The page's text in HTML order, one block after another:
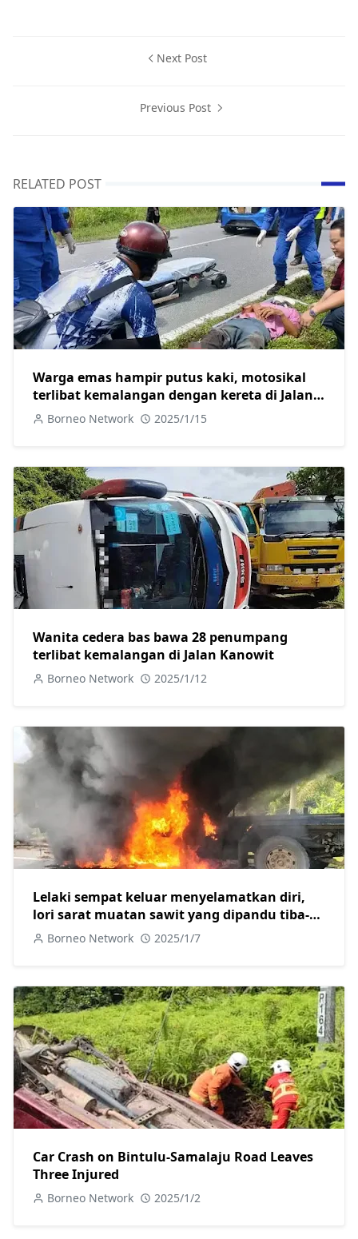
Next Post
Previous Post
RELATED POST
Warga emas hampir putus kaki, motosikal
terlibat kemalangan dengan kereta di Jalan
Skim B Sarikei
Borneo Network 2025/1/15
Wanita cedera bas bawa 28 penumpang
terlibat kemalangan di Jalan Kanowit
Borneo Network 2025/1/12
Lelaki sempat keluar menyelamatkan diri,
lori sarat muatan sawit yang dipandu tiba-
tiba terbakar
Borneo Network 2025/1/7
Car Crash on Bintulu-Samalaju Road Leaves
Three Injured
Borneo Network 2025/1/2